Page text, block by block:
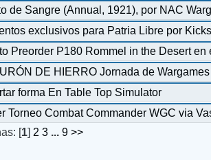
de Sangre (Annual, 1921), por NAC
exclusivos para Patria Libre por
Preorder P180 Rommel in the Desert en
DE HIERRO Jornada de
forma En Table Top Simulator
Torneo Combat Commander WGC via
[1] 2 3 ... 9 >>